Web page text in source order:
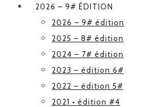
2026 – 9# ÉDITION
2026 – 9# édition
2025 – 8# édition
2024 – 7# édition
2023 – édition 6#
2022 – édition 5#
2021 • édition #4